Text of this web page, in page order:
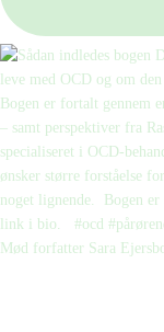
Mød forfatter Sara